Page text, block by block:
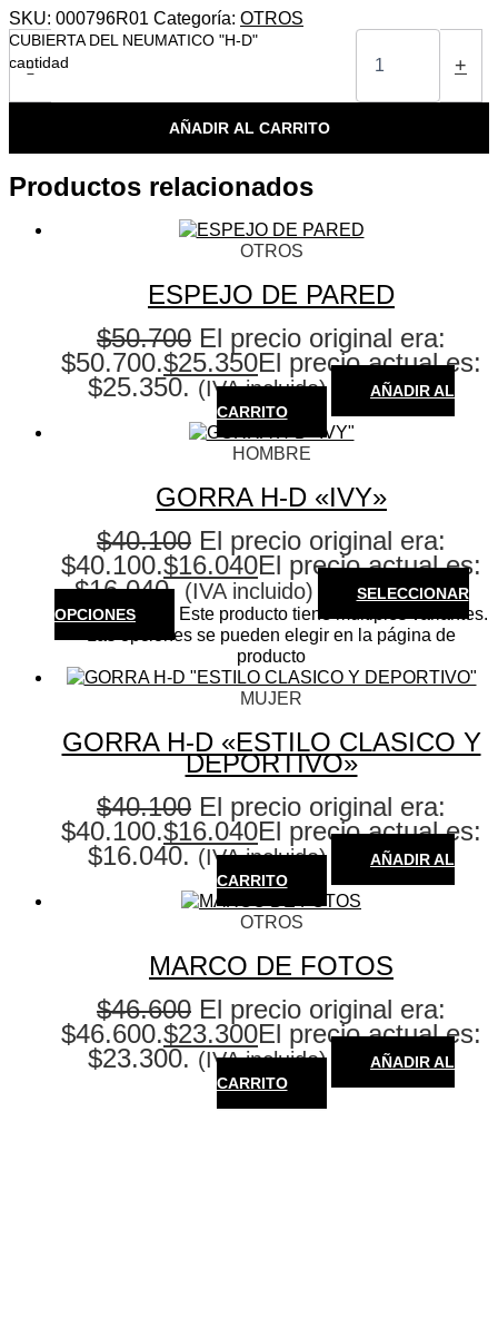
SKU: 000796R01 Categoría: OTROS
-
CUBIERTA DEL NEUMATICO "H-D"
cantidad
+
AÑADIR AL CARRITO
Productos relacionados
OTROS
ESPEJO DE PARED
$50.700 El precio original era:
$50.700.$25.350El precio actual es:
$25.350. (IVA incluido)
AÑADIR AL
CARRITO
HOMBRE
GORRA H-D «IVY»
$40.100 El precio original era:
$40.100.$16.040El precio actual es:
$16.040. (IVA incluido)
SELECCIONAR
OPCIONES
Este producto tiene múltiples variantes.
Las opciones se pueden elegir en la página de
producto
MUJER
GORRA H-D «ESTILO CLASICO Y
DEPORTIVO»
$40.100 El precio original era:
$40.100.$16.040El precio actual es:
$16.040. (IVA incluido)
AÑADIR AL
CARRITO
OTROS
MARCO DE FOTOS
$46.600 El precio original era:
$46.600.$23.300El precio actual es:
$23.300. (IVA incluido)
AÑADIR AL
CARRITO